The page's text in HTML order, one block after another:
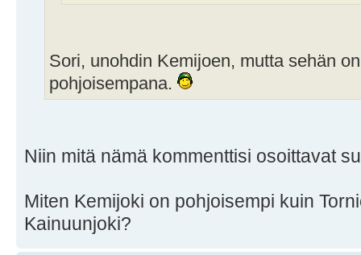
Sori, unohdin Kemijoen, mutta sehän
pohjoisempana.
Niin mitä nämä kommenttisi osoittavat
Miten Kemijoki on pohjoisempi kuin
Kainuunjoki?